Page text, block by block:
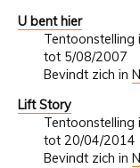
U bent hier
Tentoonstelling
tot 5/08/2007
Bevindt zich in
Lift Story
Tentoonstelling
tot 20/04/2014
Bevindt zich in